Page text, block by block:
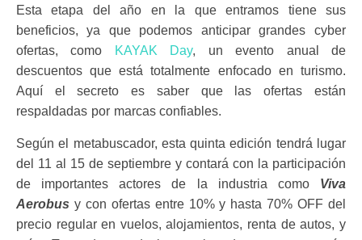
Esta etapa del año en la que entramos tiene sus
beneficios, ya que podemos anticipar grandes cyber
ofertas, como
KAYAK Day, un evento anual de
descuentos que está totalmente enfocado en turismo.
Aquí el secreto es saber que las ofertas están
respaldadas por marcas confiables.
Según el metabuscador, esta quinta edición tendrá lugar
del 11 al 15 de septiembre y contará con la participación
de importantes actores de la industria como Viva
Aerobus y con ofertas entre 10% y hasta 70% OFF del
precio regular en vuelos, alojamientos, renta de autos, y